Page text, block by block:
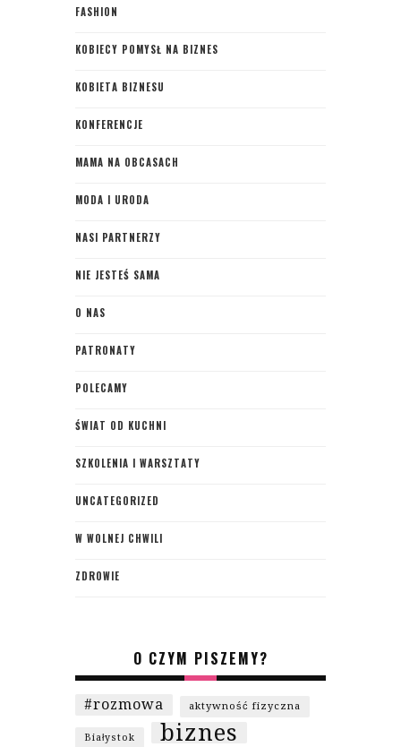
FASHION
KOBIECY POMYSŁ NA BIZNES
KOBIETA BIZNESU
KONFERENCJE
MAMA NA OBCASACH
MODA I URODA
NASI PARTNERZY
NIE JESTEŚ SAMA
O NAS
PATRONATY
POLECAMY
ŚWIAT OD KUCHNI
SZKOLENIA I WARSZTATY
UNCATEGORIZED
W WOLNEJ CHWILI
ZDROWIE
O CZYM PISZEMY?
#rozmowa aktywność fizyczna
Białystok biznes